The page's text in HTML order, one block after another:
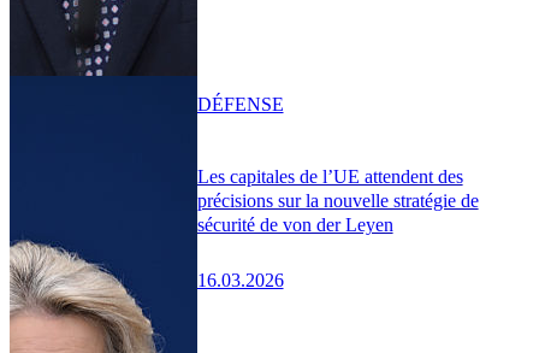
Les capitales de l’UE attendent des
précisions sur la nouvelle stratégie de
sécurité de von der Leyen
16.03.2026
DÉFENSE